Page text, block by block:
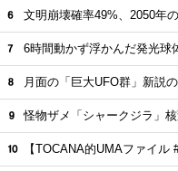
文明崩壊確率49%、2050年
6時間動かず浮かんだ発光球
月面の「巨大UFO群」新説
怪物ザメ「シャークジラ」
【TOCANA的UMAファイル